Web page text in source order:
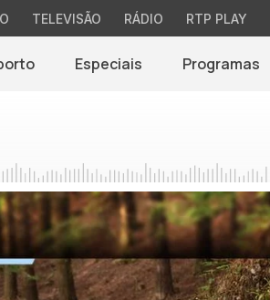
TELEVISÃO RÁDIO RTP PLAY
Especiais Programas